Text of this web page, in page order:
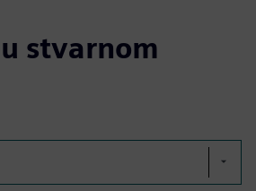
stvarnom